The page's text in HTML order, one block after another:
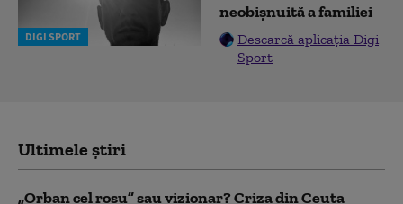
DIGI SPORT
neobișnuită a familiei
Descarcă aplicația Digi
Sport
Ultimele știri
„Orban cel roșu” sau vizionar? Criza din Ceuta